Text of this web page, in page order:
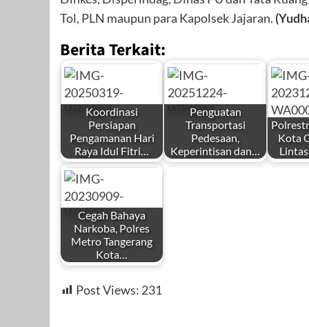
Tol, PLN maupun para Kapolsek Jajaran.
Berita Terkait:
Koordinasi
Persiapan
Pengamanan Hari
Raya Idul Fitri…
by
Redaksi
Maret 19, 2025
Penguatan
Transportasi
Pedesaan,
Keperintisan dan…
by
Kota
by
Cegah Bahaya
Narkoba, Polres
Metro Tangerang
Kota…
by
Redaksi
Post Views: 231